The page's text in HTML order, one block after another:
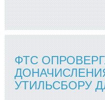
ФТС
УТИЛЬСБОРУ